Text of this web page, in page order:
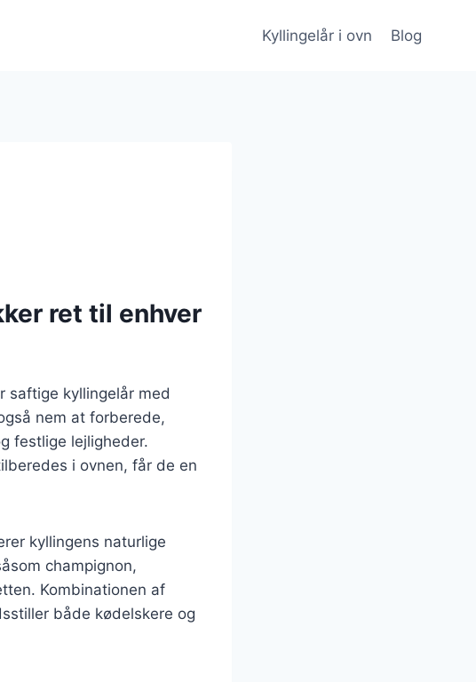
Kyllingelår i ovn Blog
ret til enhver
saftige kyllingelår med
nem at forberede,
festlige lejligheder.
i ovnen, får de en
kyllingens naturlige
champignon,
Kombinationen af
både kødelskere og